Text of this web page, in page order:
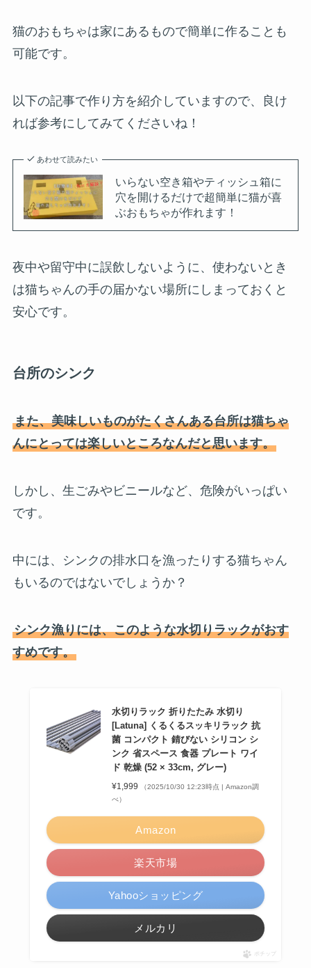
猫のおもちゃは家にあるもので簡単に作ることも
可能です。
以下の記事で作り方を紹介していますので、良け
れば参考にしてみてくださいね！
あわせて読みたい
いらない空き箱やティッシュ箱に
穴を開けるだけで超簡単に猫が喜
ぶおもちゃが作れます！
夜中や留守中に誤飲しないように、使わないとき
は猫ちゃんの手の届かない場所にしまっておくと
安心です。
台所のシンク
また、美味しいものがたくさんある台所は猫ちゃ
んにとっては楽しいところなんだと思います。
しかし、生ごみやビニールなど、危険がいっぱい
です。
中には、シンクの排水口を漁ったりする猫ちゃん
もいるのではないでしょうか？
シンク漁りには、このような水切りラックがおす
すめです。
水切りラック 折りたたみ 水切り
[Latuna] くるくるスッキリラック 抗
菌 コンパクト 錆びない シリコン シ
ンク 省スペース 食器 プレート ワイ
ド 乾燥 (52 × 33cm, グレー)
¥1,999
（2025/10/30 12:23時点 | Amazon調
べ）
Amazon
楽天市場
Yahooショッピング
メルカリ
ポチップ